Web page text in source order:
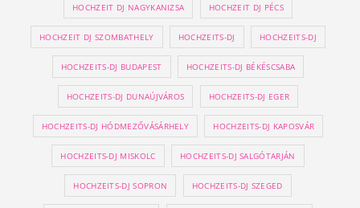
HOCHZEIT DJ NAGYKANIZSA HOCHZEIT DJ PÉCS
HOCHZEIT DJ SZOMBATHELY HOCHZEITS-DJ HOCHZEITS-DJ
HOCHZEITS-DJ BUDAPEST HOCHZEITS-DJ BÉKÉSCSABA
HOCHZEITS-DJ DUNAÚJVÁROS HOCHZEITS-DJ EGER
HOCHZEITS-DJ HÓDMEZŐVÁSÁRHELY HOCHZEITS-DJ KAPOSVÁR
HOCHZEITS-DJ MISKOLC HOCHZEITS-DJ SALGÓTARJÁN
HOCHZEITS-DJ SOPRON HOCHZEITS-DJ SZEGED